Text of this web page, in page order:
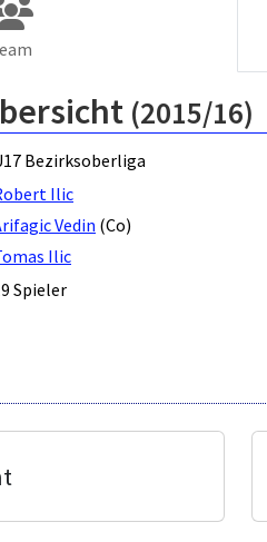
(2015/16)
Bezirksoberliga
Ilic
Vedin (Co)
Ilic
Spieler